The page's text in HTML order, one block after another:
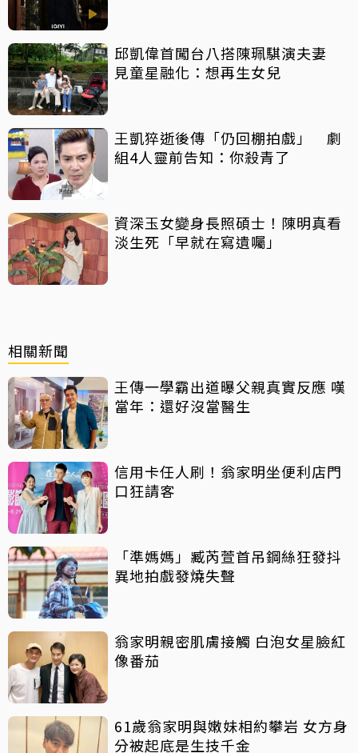
邱凱偉首闖台八搭陳珮騏演夫妻
見童星融化：想再生女兒
王凱猝逝後傳「仍回棚拍戲」 劇
組4人靈前告知：你殺青了
資深玉女變身長照碩士！陳明真看
淡生死「早就在寫遺囑」
相關新聞
王傳一學霸出道曝父親真實反應 嘆
當年：還好沒當醫生
信用卡任人刷！翁家明坐便利店門
口狂請客
「準媽媽」臧芮萱首吊鋼絲狂發抖
異地拍戲發燒失聲
翁家明親密肌膚接觸 白泡女星臉紅
像番茄
61歲翁家明與嫩妹相約攀岩 女方身
分被起底是生技千金